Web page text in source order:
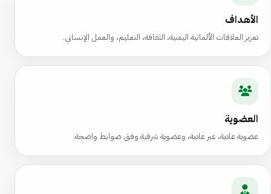
الأهداف
تعزيز العلاقات الألمانية اليمنية، الثقافة، التعليم، والعمل الإنساني.
العضوية
عضوية عادية، غير عادية، وعضوية شرفية وفق ضوابط واضحة.